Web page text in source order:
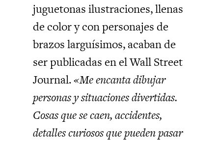
juguetonas ilustraciones, llenas
de color y con personajes de
brazos larguísimos, acaban de
ser publicadas en el Wall Street
Journal.«Me encanta dibujar
personas y situaciones divertidas.
Cosas que se caen, accidentes,
detalles curiosos que pueden pasar